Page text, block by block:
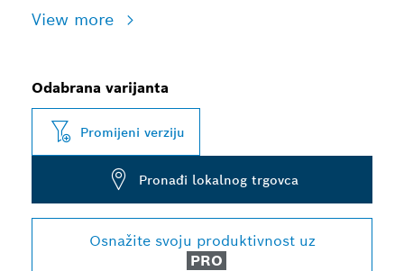
View more
Odabrana varijanta
Promijeni verziju
Pronađi lokalnog trgovca
Osnažite svoju produktivnost uz
PRO